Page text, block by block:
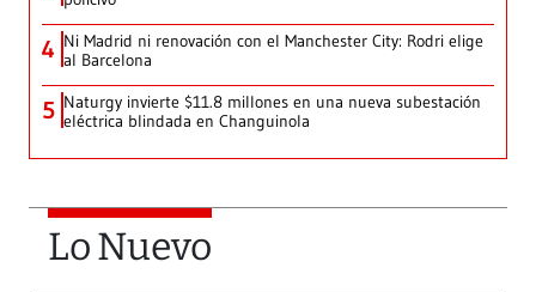
4 Ni Madrid ni renovación con el Manchester City: Rodri elige
al Barcelona
5 Naturgy invierte $11.8 millones en una nueva subestación
eléctrica blindada en Changuinola
Lo Nuevo